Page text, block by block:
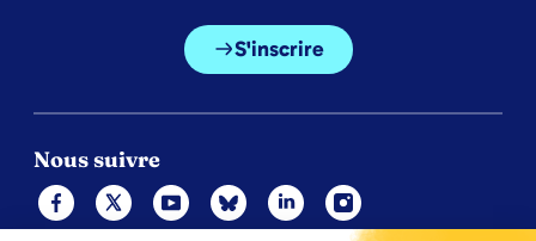
S'inscrire
Nous suivre